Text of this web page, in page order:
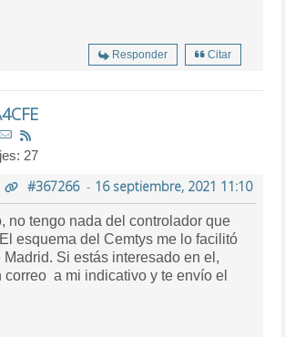
Responder Citar
27
#367266- 16 septiembre, 2021 11:10
no tengo nada del controlador que
esquema del Cemtys me lo facilitó
Madrid. Si estás interesado en el,
correo a mi indicativo y te envío el